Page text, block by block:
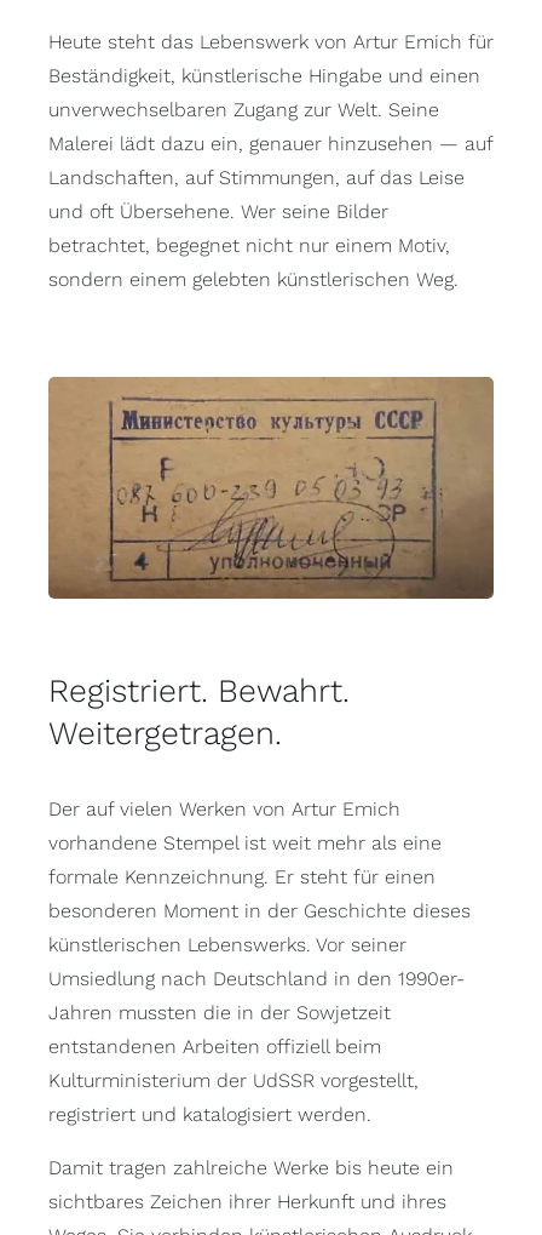
Heute steht das Lebenswerk von Artur Emich für
Beständigkeit, künstlerische Hingabe und einen
unverwechselbaren Zugang zur Welt. Seine
Malerei lädt dazu ein, genauer hinzusehen — auf
Landschaften, auf Stimmungen, auf das Leise
und oft Übersehene. Wer seine Bilder
betrachtet, begegnet nicht nur einem Motiv,
sondern einem gelebten künstlerischen Weg.
Registriert. Bewahrt.
Weitergetragen.
Der auf vielen Werken von Artur Emich
vorhandene Stempel ist weit mehr als eine
formale Kennzeichnung. Er steht für einen
besonderen Moment in der Geschichte dieses
künstlerischen Lebenswerks. Vor seiner
Umsiedlung nach Deutschland in den 1990er-
Jahren mussten die in der Sowjetzeit
entstandenen Arbeiten offiziell beim
Kulturministerium der UdSSR vorgestellt,
registriert und katalogisiert werden.
Damit tragen zahlreiche Werke bis heute ein
sichtbares Zeichen ihrer Herkunft und ihres